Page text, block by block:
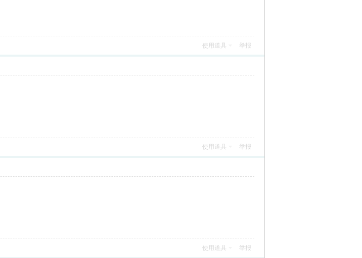
使用道具 举报
使用道具 举报
使用道具 举报